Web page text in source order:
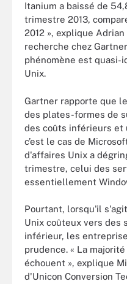
Itanium a baissé de
trimestre 2013,
2012 », explique
recherche chez
phénomène est quasi-
Unix.
Gartner rapporte que
des plates-formes de
des coûts inférieurs et
c’est le cas de
d'affaires Unix a
trimestre, celui des
essentiellement
Pourtant, lorsqu'il
Unix coûteux vers des
inférieur, les
prudence. « La
échouent », explique
d'Unicon Conversion